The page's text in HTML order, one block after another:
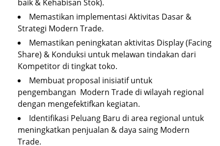
baik & Kehabisan Stok).
Memastikan implementasi Aktivitas Dasar &
Strategi Modern Trade.
Memastikan peningkatan aktivitas Display (Facing
Share) & Konduksi untuk melawan tindakan dari
Kompetitor di tingkat toko.
Membuat proposal inisiatif untuk
pengembangan Modern Trade di wilayah regional
dengan mengefektifkan kegiatan.
Identifikasi Peluang Baru di area regional untuk
meningkatkan penjualan & daya saing Modern
Trade.